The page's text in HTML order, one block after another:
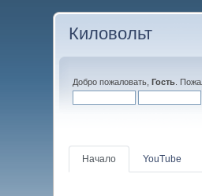
Киловольт
Добро пожаловать,Гость .
Начало YouTube